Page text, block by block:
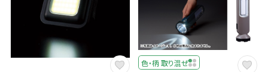
色・柄 取り混ぜ